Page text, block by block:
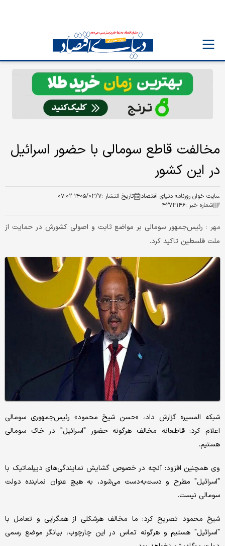
مخالفت قاطع سومالی با حضور اسرائیل
در این کشور
سایت خوان روزنامه دنیای اقتصاد تاریخ انتشار :۱۴۰۵/۰۳/۷ ۰۷:۰۲
شماره خبر :۴۲۷۳۱۴۶
مهر : رئیس‌جمهور سومالی بر مواضع ثابت و اصولی کشورش در حمایت از
ملت فلسطین تاکید کرد.
شبکه المسیره گزارش داد، «حسن شیخ محمود» رئیس‌جمهوری سومالی
اعلام کرد: قاطعانه مخالف هرگونه حضور "اسرائیل" در خاک سومالی
هستیم.
وی همچنین افزود: آنچه در خصوص گشایش نمایندگی‌های دیپلماتیک با
"اسرائیل" مطرح و دست‌به‌دست می‌شود، به هیچ عنوان نماینده دولت
سومالی نیست.
شیخ محمود تصریح کرد: ما مخالف هرشکلی از همگرایی و تعامل با
"اسرائیل" هستیم و هرگونه تماس در این چارچوب، بیانگر موضع رسمی